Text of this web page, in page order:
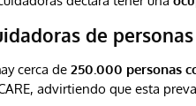
de
cerca de 250.000 personas
advirtiendo que esta